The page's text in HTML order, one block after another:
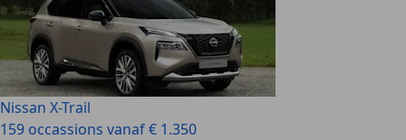
Nissan X-Trail
159 occassions vanaf € 1.350